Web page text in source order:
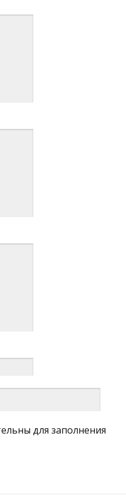
для заполнения